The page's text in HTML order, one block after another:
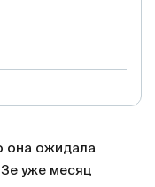
она ожидала
уже месяц